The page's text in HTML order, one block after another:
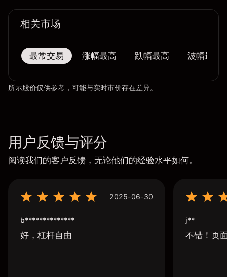
相关市场
最常交易 涨幅最高 跌幅最高 波幅最大
所示股价仅供参考，可能与实时市价存在差异。
用户反馈与评分
阅读我们的客户反馈，无论他们的经验水平如何。
2025-06-30
b**************
好，杠杆自由
j**
不错！页